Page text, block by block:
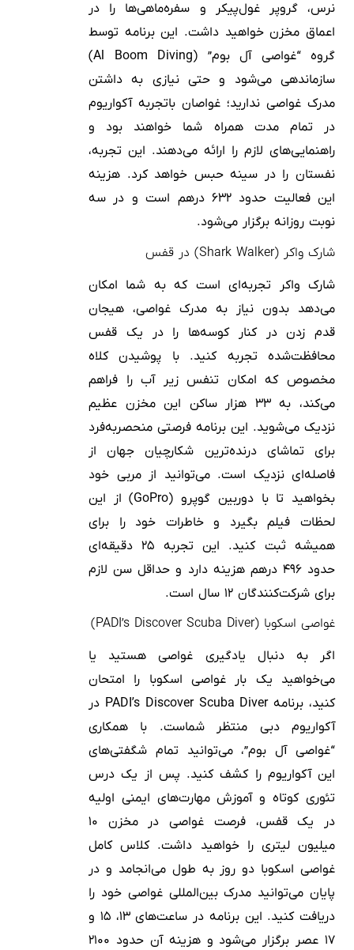
نرس، گروپر غول‌پیکر و سفره‌ماهی‌ها را در
اعماق مخزن خواهید داشت. این برنامه توسط
گروه “غواصی آل بوم” (Al Boom Diving)
سازماندهی می‌شود و حتی نیازی به داشتن
مدرک غواصی ندارید؛ غواصان باتجربه آکواریوم
در تمام مدت همراه شما خواهند بود و
راهنمایی‌های لازم را ارائه می‌دهند. این تجربه،
نفستان را در سینه حبس خواهد کرد. هزینه
این فعالیت حدود ۶۳۲ درهم است و در سه
نوبت روزانه برگزار می‌شود.
شارک واکر (Shark Walker) در قفس
شارک واکر تجربه‌ای است که به شما امکان
می‌دهد بدون نیاز به مدرک غواصی، هیجان
قدم زدن در کنار کوسه‌ها را در یک قفس
محافظت‌شده تجربه کنید. با پوشیدن کلاه
مخصوص که امکان تنفس زیر آب را فراهم
می‌کند، به ۳۳ هزار ساکن این مخزن عظیم
نزدیک می‌شوید. این برنامه فرصتی منحصربه‌فرد
برای تماشای درنده‌ترین شکارچیان جهان از
فاصله‌ای نزدیک است. می‌توانید از مربی خود
بخواهید تا با دوربین گوپرو (GoPro) از این
لحظات فیلم بگیرد و خاطرات خود را برای
همیشه ثبت کنید. این تجربه ۲۵ دقیقه‌ای
حدود ۴۹۶ درهم هزینه دارد و حداقل سن لازم
برای شرکت‌کنندگان ۱۲ سال است.
غواصی اسکوبا (PADI’s Discover Scuba Diver)
اگر به دنبال یادگیری غواصی هستید یا
می‌خواهید یک بار غواصی اسکوبا را امتحان
کنید، برنامه PADI’s Discover Scuba Diver در
آکواریوم دبی منتظر شماست. با همکاری
“غواصی آل بوم”، می‌توانید تمام شگفتی‌های
این آکواریوم را کشف کنید. پس از یک درس
تئوری کوتاه و آموزش مهارت‌های ایمنی اولیه
در یک قفس، فرصت غواصی در مخزن ۱۰
میلیون لیتری را خواهید داشت. کلاس کامل
غواصی اسکوبا دو روز به طول می‌انجامد و در
پایان می‌توانید مدرک بین‌المللی غواصی خود را
دریافت کنید. این برنامه در ساعت‌های ۱۳، ۱۵ و
۱۷ عصر برگزار می‌شود و هزینه آن حدود ۲۱۰۰